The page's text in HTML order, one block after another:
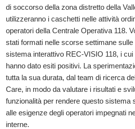
di soccorso della zona distretto della
utilizzeranno i caschetti nelle attività
operatori della Centrale Operativa 118.
stati formati nelle scorse settimane sulle
sistema interattivo REC-VISIO 118, i
hanno dato esiti positivi. La
tutta la sua durata, dal team di ricerca
Care, in modo da valutare i risultati e
funzionalità per rendere questo sistema
alle esigenze degli operatori impegnati
interne.